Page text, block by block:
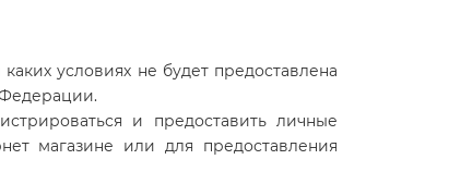
условиях не будет предоставлена
и предоставить личные
магазине или для предоставления